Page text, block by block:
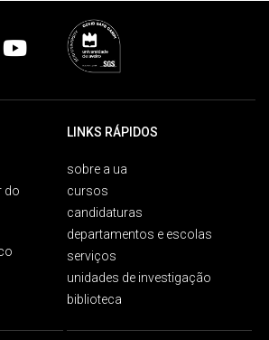
do
LINKS RÁPIDOS
sobre a ua
cursos
candidaturas
departamentos e escolas
serviços
unidades de investigação
biblioteca